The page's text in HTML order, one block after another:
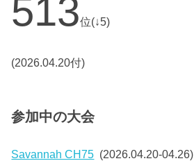
513位(↓5)
(2026.04.20付)
参加中の大会
Savannah CH75 (2026.04.20-04.26)